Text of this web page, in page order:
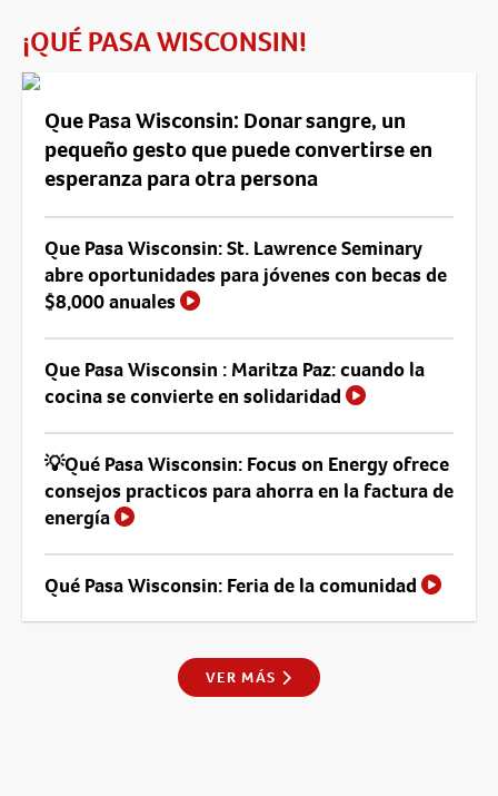
¡QUÉ PASA WISCONSIN!
Que Pasa Wisconsin: Donar sangre, un
pequeño gesto que puede convertirse en
esperanza para otra persona
Que Pasa Wisconsin: St. Lawrence Seminary
abre oportunidades para jóvenes con becas de
$8,000 anuales
Que Pasa Wisconsin : Maritza Paz: cuando la
cocina se convierte en solidaridad
💡Qué Pasa Wisconsin: Focus on Energy ofrece
consejos practicos para ahorra en la factura de
energía
Qué Pasa Wisconsin: Feria de la comunidad
VER MÁS